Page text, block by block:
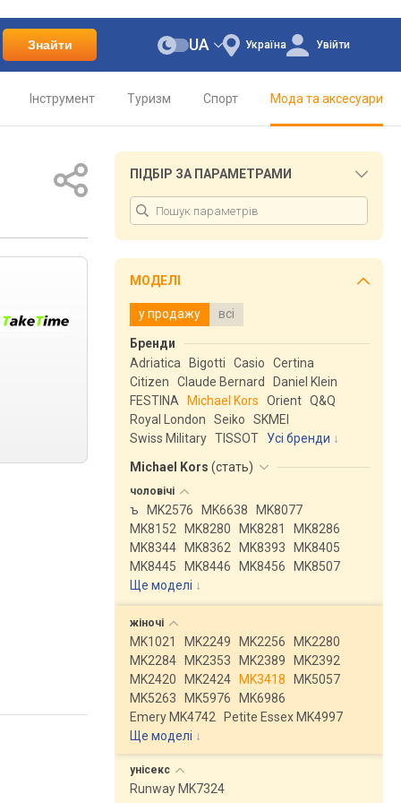
Знайти Україна
UA Увійти
Інструмент Туризм Спорт Мода та аксесуари
ПІДБІР ЗА ПАРАМЕТРАМИ
МОДЕЛІ
у продажу всі
Бренди
Adriatica
Bigotti Casio
Certina
Citizen
Claude Bernard
Daniel Klein
FESTINA
Michael Kors Orient Q&Q
Royal London
Seiko
SKMEI
Swiss Military TISSOT
Усі бренди
Michael Kors (стать)
чоловічі
ъ MK2576 MK6638
MK8077
MK8152
MK8280 MK8281
MK8286
MK8344
MK8362 MK8393
MK8405
MK8445
MK8446 MK8456
MK8507
Ще моделі ↓
жіночі
MK1021 MK2249 MK2256
MK2280
MK2284
MK2353 MK2389
MK2392
MK2420
MK2424 MK3418
MK5057
MK5263
MK5976
MK6986
Emery MK4742
Petite Essex MK4997
Ще моделі ↓
унісекс
Runway MK7324